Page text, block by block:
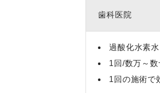
歯科医院
過酸化水素
1回/数万～
1回の施術で